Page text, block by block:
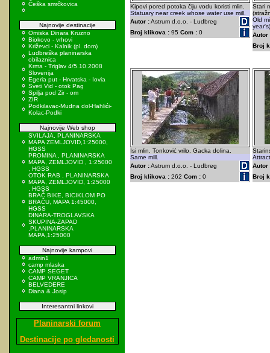
Češka smrčkovica
Najnovije destinacije
Omiska Dinara Kruzno
Biokovo - vrhovi
Križevci - Kalnik (pl. dom)
Ludbreška planinarska
obilaznica
Krma - Triglav 4/5.10.2008
Slovenija
Egeria put - Hrvatska - Iovia
Sveti Vid - otok Pag
Spilja pod Zir - om
ZIR
Podkilavac-Mudna dol-Hahlići-
Kolac-Podki
Najnovije Web shop
SVILAJA, PLANINARSKA
MAPA ZEMLJOVID,1:25000,
HGSS
PROMINA , PLANINARSKA
MAPA, ZEMLJOVID , 1:25000
, HGSS
OTOK RAB , PLANINARSKA
MAPA, ZEMLJOVID, 1:25000
, HGSS
BRAČ BIKE, BICIKLOM PO
BRAČU, MAPA 1:45000,
HGSS
DINARA-TROGLAVSKA
SKUPINA-ZAPAD
,PLANINARSKA
MAPA,1:25000
Najnovije kampovi
admin1
camp mlaska
CAMP SEGET
CAMP VRANJICA
BELVEDERE
Diana & Josip
Interesantni linkovi
Planinarski forum
Destinacije po gledanosti
Kipovi pored potoka čiju vodu koristi mlin.
Statuary near creek whose water use mill.
Autor :Astrum d.o.o. - Ludbreg
Broj klikova : 95 Com : 0
Stari
Old
Autor
Broj
Isi mlin. Tonković vrilo. Gacka dolina.
Same mill.
Autor :Astrum d.o.o. - Ludbreg
Broj klikova : 262 Com : 0
Autor
Broj